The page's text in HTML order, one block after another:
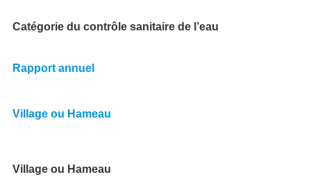
Catégorie du contrôle sanitaire de l’eau
Rapport annuel
Village ou Hameau
Village ou Hameau